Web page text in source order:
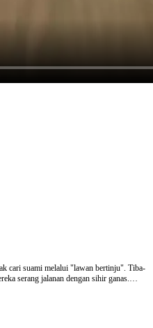
cari suami melalui "lawan bertinju". Tiba-
serang jalanan dengan sihir ganas.
Kael cari sendiri... dan jumpa Lucien
bapanya sendiri. Lucien senyum kecil.
kau takut.”